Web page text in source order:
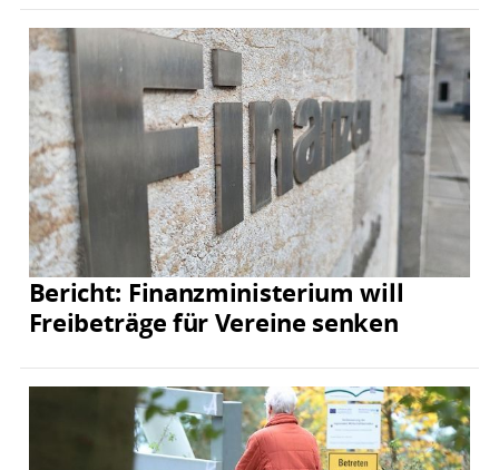
Bericht: Finanzministerium will
Freibeträge für Vereine senken